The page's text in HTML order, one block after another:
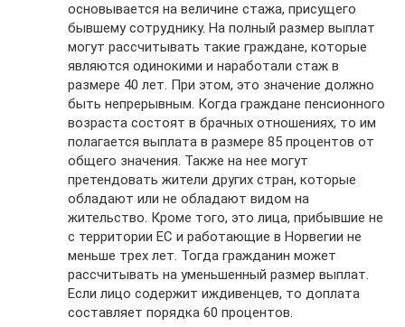
основывается на величине стажа, присущего
бывшему сотруднику. На полный размер выплат
могут рассчитывать такие граждане, которые
являются одинокими и наработали стаж в
размере 40 лет. При этом, это значение должно
быть непрерывным. Когда граждане пенсионного
возраста состоят в брачных отношениях, то им
полагается выплата в размере 85 процентов от
общего значения. Также на нее могут
претендовать жители других стран, которые
обладают или не обладают видом на
жительство. Кроме того, это лица, прибывшие не
с территории ЕС и работающие в Норвегии не
меньше трех лет. Тогда гражданин может
рассчитывать на уменьшенный размер выплат.
Если лицо содержит иждивенцев, то доплата
составляет порядка 60 процентов.